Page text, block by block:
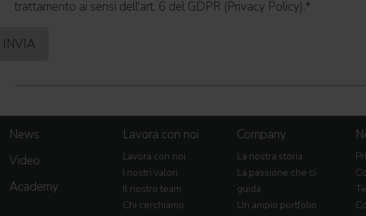
trattamento ai sensi dell'art. 6 del GDPR (Privacy Policy).*
News
Video
Academy
Lavora con noi
Lavora con noi
I nostri valori
Il nostro team
Chi cerchiamo
Company
La nostra storia
La passione che ci
guida
Un ampio portfolio